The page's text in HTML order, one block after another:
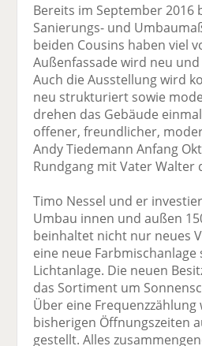
Bereits im September 2016
Sanierungs- und
beiden Cousins haben viel
Außenfassade wird neu
Auch die Ausstellung wird
neu strukturiert sowie
drehen das Gebäude
offener, freundlicher,
Andy Tiedemann Anfang
Rundgang mit Vater Walter
Timo Nessel und er
Umbau innen und außen
beinhaltet nicht nur neues
eine neue Farbmischanlage
Licht­anlage. Die neuen
das Sortiment um
Über eine
bisherigen Öffnungszeiten
gestellt. Alles